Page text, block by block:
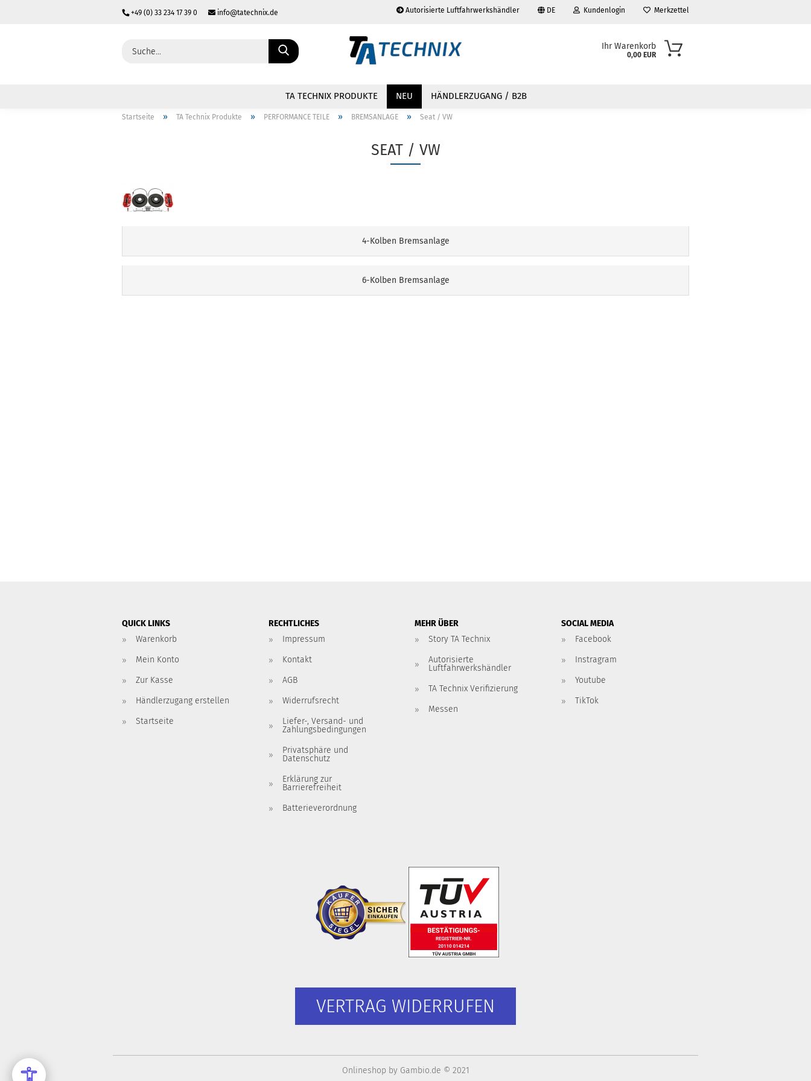
+49 (0) 33 234 17 39 0 info@tatechnix.de Autorisierte Luftfahrwerkshändler DE
Sprache auswählen
Kundenlogin Merkzettel
Ihr Warenkorb
0,00 EUR
TA TECHNIX PRODUKTE NEU HÄNDLERZUGANG / B2B
Startseite » TA Technix Produkte » PERFORMANCE TEILE » BREMSANLAGE » Seat / VW
SEAT / VW
4-Kolben Bremsanlage
6-Kolben Bremsanlage
QUICK LINKS
Warenkorb
Mein Konto
Zur Kasse
Händlerzugang erstellen
Startseite
RECHTLICHES
Impressum
Kontakt
AGB
Widerrufsrecht
Liefer-, Versand- und
Zahlungsbedingungen
Privatsphäre und
Datenschutz
Erklärung zur
Barrierefreiheit
Batterieverordnung
MEHR ÜBER
Story TA Technix
Autorisierte
Luftfahrwerkshändler
TA Technix Verifizierung
Messen
SOCIAL MEDIA
Facebook
Instragram
Youtube
TikTok
VERTRAG WIDERRUFEN
Onlineshop by Gambio.de © 2021